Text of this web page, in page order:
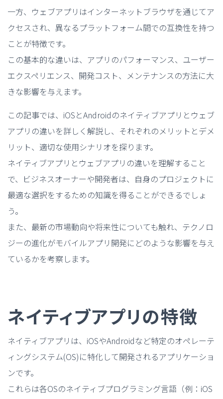
一方、ウェブアプリはインターネットブラウザを通じてア
クセスされ、異なるプラットフォーム間での互換性を持つ
ことが特徴です。
この基本的な違いは、アプリのパフォーマンス、ユーザー
エクスペリエンス、開発コスト、メンテナンスの方法に大
きな影響を与えます。
この記事では、iOSとAndroidのネイティブアプリとウェブ
アプリの違いを詳しく解説し、それぞれのメリットとデメ
リット、適切な使用シナリオを探ります。
ネイティブアプリとウェブアプリの違いを理解すること
で、ビジネスオーナーや開発者は、自身のプロジェクトに
最適な選択をするための知識を得ることができるでしょ
う。
また、最新の市場動向や将来性についても触れ、テクノロ
ジーの進化がモバイルアプリ開発にどのような影響を与え
ているかを考察します。
ネイティブアプリの特徴
ネイティブアプリは、iOSやAndroidなど特定のオペレーテ
ィングシステム(OS)に特化して開発されるアプリケーショ
ンです。
これらは各OSのネイティブプログラミング言語（例：iOS